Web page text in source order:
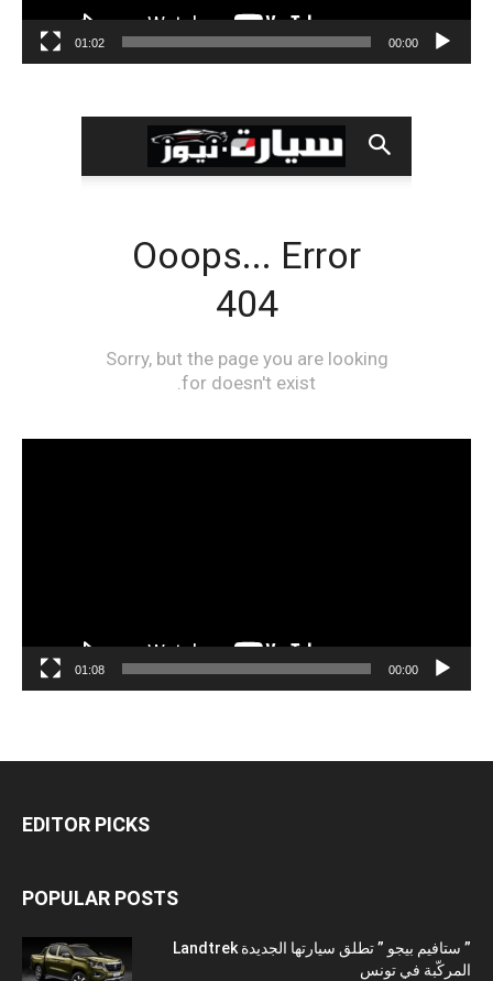
00:00
01:02
00:00
01:08
EDITOR PICKS
POPULAR POSTS
” ستافيم بيجو ” تطلق سيارتها الجديدة Landtrek
المركّبة في تونس